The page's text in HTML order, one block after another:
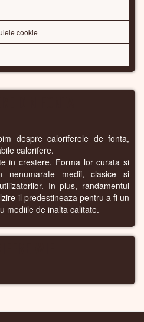
cookie
despre caloriferele de fonta,
calorifere.
in crestere. Forma lor curata si
nenumarate medii, clasice si
In plus, randamentul
il predestineaza pentru a fi un
mediile de inalta calitate.